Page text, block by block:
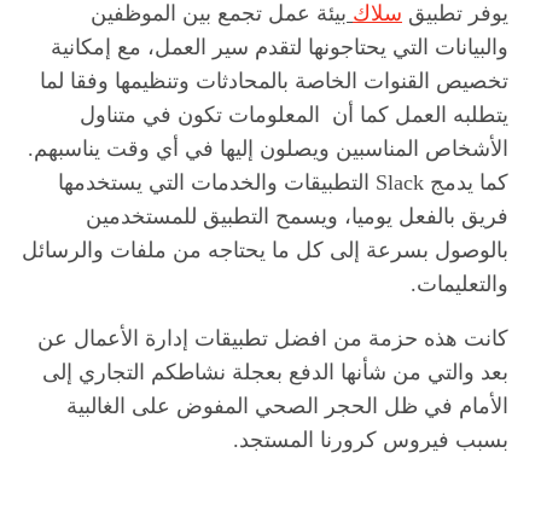
يوفر تطبيق سلاك بيئة عمل تجمع بين الموظفين
والبيانات التي يحتاجونها لتقدم سير العمل، مع إمكانية
تخصيص القنوات الخاصة بالمحادثات وتنظيمها وفقا لما
يتطلبه العمل كما أن المعلومات تكون في متناول
الأشخاص المناسبين ويصلون إليها في أي وقت يناسبهم.
كما يدمج Slack التطبيقات والخدمات التي يستخدمها
فريق بالفعل يوميا، ويسمح التطبيق للمستخدمين
بالوصول بسرعة إلى كل ما يحتاجه من ملفات والرسائل
والتعليمات.
كانت هذه حزمة من افضل تطبيقات إدارة الأعمال عن
بعد والتي من شأنها الدفع بعجلة نشاطكم التجاري إلى
الأمام في ظل الحجر الصحي المفوض على الغالبية
بسبب فيروس كرورنا المستجد.